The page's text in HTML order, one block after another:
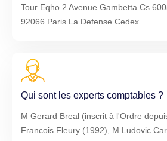
Tour Eqho 2 Avenue Gambetta Cs
92066 Paris La Defense Cedex
Qui sont les experts comptables ?
M Gerard Breal (inscrit à l'Ordre
Francois Fleury (1992), M Ludovic